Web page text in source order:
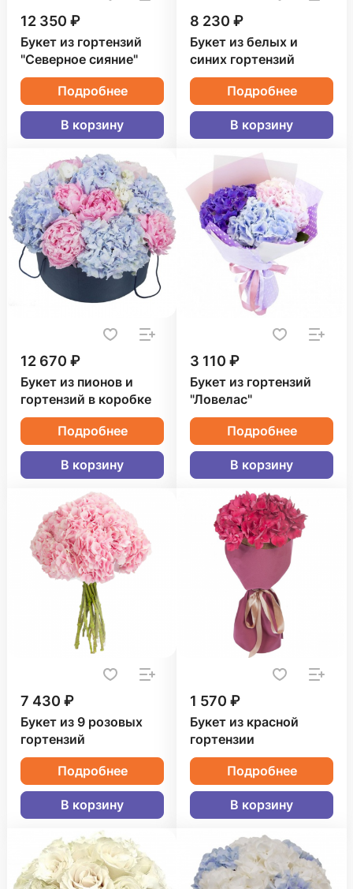
12 350 ₽
Букет из гортензий
"Северное сияние"
Подробнее
В корзину
8 230 ₽
Букет из белых и
синих гортензий
Подробнее
В корзину
12 670 ₽
Букет из пионов и
гортензий в коробке
Подробнее
В корзину
3 110 ₽
Букет из гортензий
"Ловелас"
Подробнее
В корзину
7 430 ₽
Букет из 9 розовых
гортензий
Подробнее
В корзину
1 570 ₽
Букет из красной
гортензии
Подробнее
В корзину